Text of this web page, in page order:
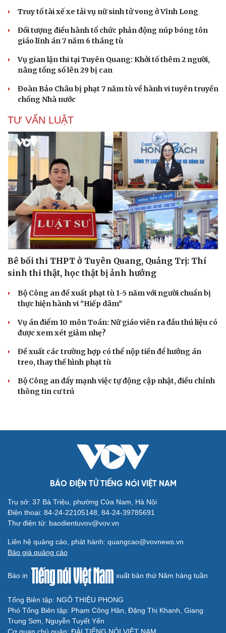
Cải chính
Truy tố tài xế xe tải vụ nữ sinh tử vong ở Vĩnh Long
Đối tượng điều hành tổ chức phản động núp bóng tôn
giáo lĩnh án 7 năm 6 tháng tù
Vụ gian lận thi tại Tuyên Quang: Khởi tố thêm 2 người,
nâng tổng số lên 29 bị can
Đoàn Bảo Châu bị phạt 7 năm tù về hành vi tuyên truyền
chống Nhà nước
TƯ VẤN LUẬT
Bê bối thi THPT ở Tuyên Quang, Quảng Trị: Thí
sinh thi thật, học thật bị ảnh hưởng
Bộ Công an đề xuất phạt tù 1-5 năm với người chuẩn bị
thực hiện hành vi "Hiếp dâm"
Vụ án điểm 10 môn Toán: Nữ giáo viên ra đầu thú liệu có
được xem xét giảm nhẹ?
Đề xuất các trường hợp có thể nộp tiền để hưởng án
treo, thay thế hình phạt tù
Bộ Công an đẩy mạnh việc tự động cập nhật, điều chỉnh
thông tin cư trú
BÁO ĐIỆN TỬ TIẾNG NÓI VIỆT NAM
Trụ sở: 37 Bà Triệu, phường Cửa Nam, Hà Nội
Điện thoại: 84-24-22105148, 84-24-39785691
Thư điện tử: baodientuvov@vov.vn
Liên hệ quảng cáo, phát hành: quangcao@vovnews.vn
Báo giá quảng cáo
Báo in xuất bản thứ Năm hàng tuần
Tổng Biên tập: NGÔ THIỆU PHONG
Phó Tổng Biên tập: Phạm Công Hân, Đặng Thị Khanh, Giang
Trung Sơn, Nguyễn Tuyết Yến
Cơ quan chủ quản: ĐÀI TIẾNG NÓI VIỆT NAM